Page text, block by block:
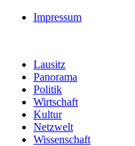
Impressum
Lausitz
Panorama
Politik
Wirtschaft
Kultur
Netzwelt
Wissenschaft